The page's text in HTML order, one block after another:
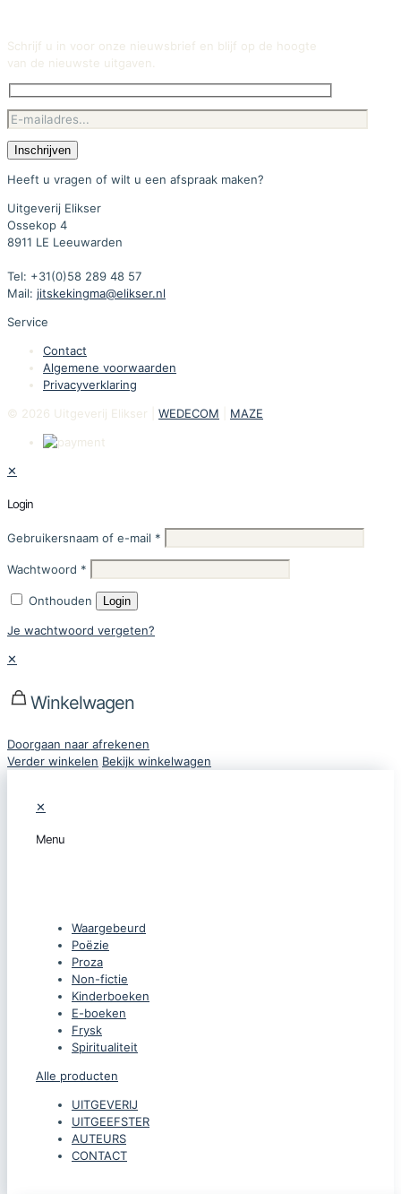
Schrijf u in voor onze nieuwsbrief en blijf op de hoogte
van de nieuwste uitgaven.
Heeft u vragen of wilt u een afspraak maken?
Uitgeverij Elikser
Ossekop 4
8911 LE Leeuwarden
Tel: +31(0)58 289 48 57
Mail: jitskekingma@elikser.nl
Service
Contact
Algemene voorwaarden
Privacyverklaring
© 2026 Uitgeverij Elikser | WEDECOM MAZE
✕
Login
Gebruikersnaam of e-mail *
Wachtwoord *
Onthouden Login
Je wachtwoord vergeten?
✕
Winkelwagen
Doorgaan naar afrekenen
Verder winkelen Bekijk winkelwagen
✕
Menu
Waargebeurd
Poëzie
Proza
Non-fictie
Kinderboeken
E-boeken
Frysk
Spiritualiteit
Alle producten
UITGEVERIJ
UITGEEFSTER
AUTEURS
CONTACT